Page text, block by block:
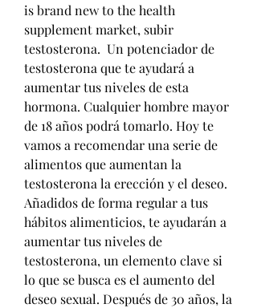
is brand new to the health
supplement market, subir
testosterona.  Un potenciador de
testosterona que te ayudará a
aumentar tus niveles de esta
hormona. Cualquier hombre mayor
de 18 años podrá tomarlo. Hoy te
vamos a recomendar una serie de
alimentos que aumentan la
testosterona la erección y el deseo.
Añadidos de forma regular a tus
hábitos alimenticios, te ayudarán a
aumentar tus niveles de
testosterona, un elemento clave si
lo que se busca es el aumento del
deseo sexual. Después de 30 años, la